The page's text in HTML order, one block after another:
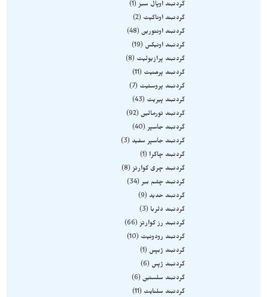
گردنبند اوپال سبز 1
گردنبند اوناکیت
2
گردنبند اونتورین 48
گردنبند اونیکس
19
گردنبند پرازیولیت
8
گردنبند پرهنیت
11
گردنبند پروستیت
7
گردنبند پیریت
43
گردنبند تورمالین 92
گردنبند جاسپر 40
گردنبند جاسپر سفید
3
گردنبند چاکرا
1
گردنبند چری کوارتز 8
گردنبند چشم ببر 34
گردنبند حدید
9
گردنبند دلربا
3
گردنبند رز کوارتز 66
گردنبند رودونیت
10
گردنبند ژبپس
1
گردنبند ژپس
6
گردنبند سلستین 6
گردنبند سلنایت
11